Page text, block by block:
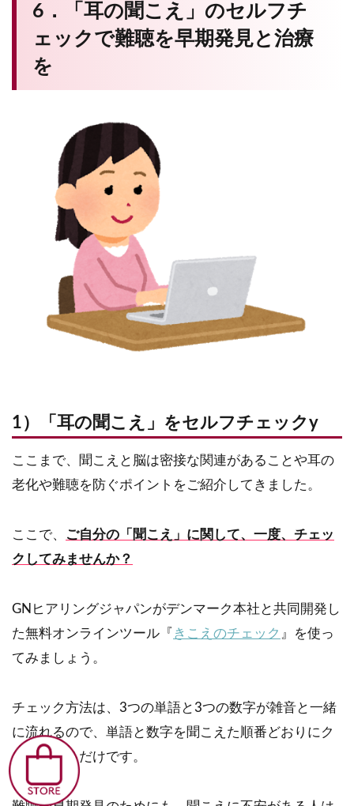
6．「耳の聞こえ」のセルフチ
ェックで難聴を早期発見と治療
を
1）「耳の聞こえ」をセルフチェックy
ここまで、聞こえと脳は密接な関連があることや耳の
老化や難聴を防ぐポイントをご紹介してきました。
ここで、
ご自分の「聞こえ」に関して、一度、チェッ
クしてみませんか？
GNヒアリングジャパンがデンマーク本社と共同開発し
た無料オンラインツール『 きこえのチェック 』を使っ
てみましょう。
チェック方法は、3つの単語と3つの数字が雑音と一緒
に流れるので、単語と数字を聞こえた順番どおりにク
リックするだけです。